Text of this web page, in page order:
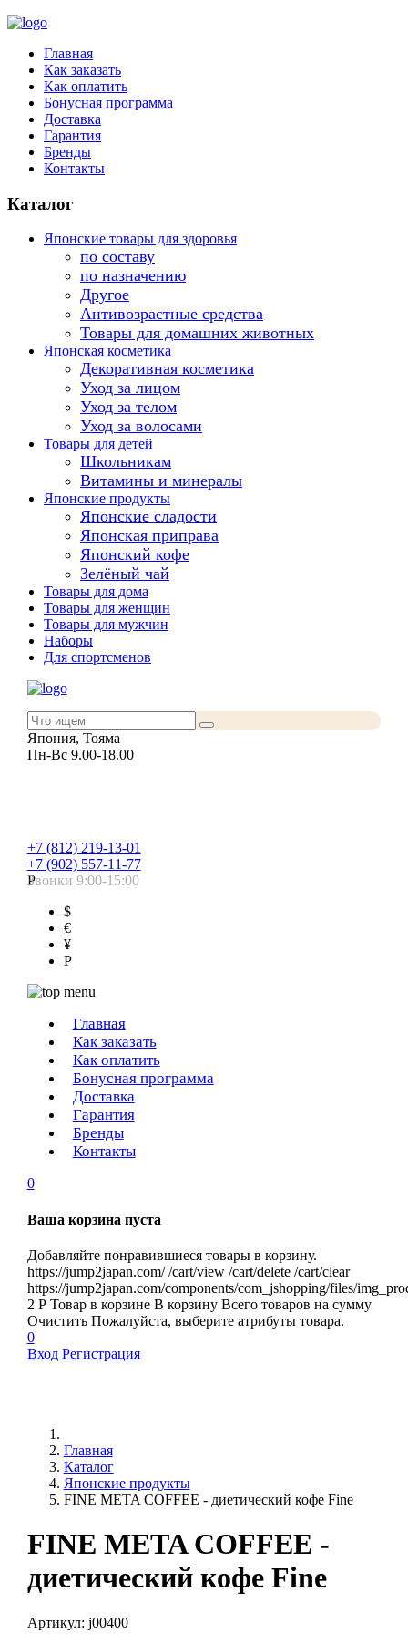
Главная
Как заказать
Как оплатить
Бонусная программа
Доставка
Гарантия
Бренды
Контакты
Каталог
Японские товары для здоровья
по составу
по назначению
Другое
Антивозрастные средства
Товары для домашних животных
Японская косметика
Декоративная косметика
Уход за лицом
Уход за телом
Уход за волосами
Товары для детей
Школьникам
Витамины и минералы
Японские продукты
Японские сладости
Японская приправа
Японский кофе
Зелёный чай
Товары для дома
Товары для женщин
Товары для мужчин
Наборы
Для спортсменов
Япония, Тояма
Пн-Вс 9.00-18.00
+7 (812) 219-13-01
+7 (902) 557-11-77
Звонки 9:00-15:00
Р
$
€
¥
Р
Главная
Как заказать
Как оплатить
Бонусная программа
Доставка
Гарантия
Бренды
Контакты
0
Ваша корзина пуста
Добавляйте понравившиеся товары в корзину.
https://jump2japan.com/ /cart/view /cart/delete /cart/clear
https://jump2japan.com/components/com_jshopping/files/
2 Р Товар в корзине В корзину Всего товаров на сумму
Очистить Пожалуйста, выберите атрибуты товара.
0
Вход Регистрация
Главная
Каталог
Японские продукты
FINE META COFFEE - диетический кофе Fine
FINE META COFFEE -
диетический кофе Fine
Артикул: j00400